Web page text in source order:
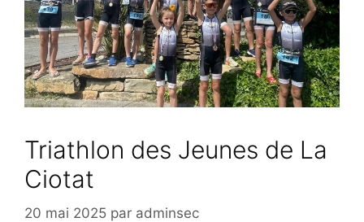
Triathlon des Jeunes de La
Ciotat
20 mai 2025 par adminsec